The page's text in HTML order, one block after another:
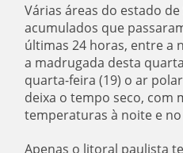
Várias áreas do estado de
acumulados que
últimas 24 horas, entre a
a madrugada desta
quarta-feira (19) o ar
deixa o tempo seco, com
temperaturas à noite e
Apenas o litoral paulista